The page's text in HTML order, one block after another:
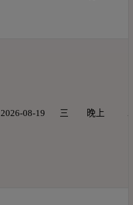
2026-08-19 三 晚上